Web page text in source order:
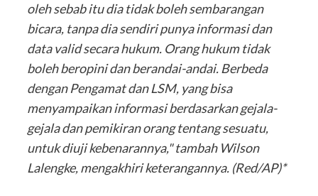
oleh sebab itu dia tidak boleh sembarangan
bicara, tanpa dia sendiri punya informasi dan
data valid secara hukum. Orang hukum tidak
boleh beropini dan berandai-andai. Berbeda
dengan Pengamat dan LSM, yang bisa
menyampaikan informasi berdasarkan gejala-
gejala dan pemikiran orang tentang sesuatu,
untuk diuji kebenarannya," tambah Wilson
Lalengke, mengakhiri keterangannya. (Red/AP)*